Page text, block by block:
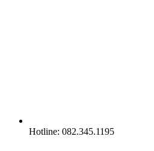
Hotline: 082.345.1195